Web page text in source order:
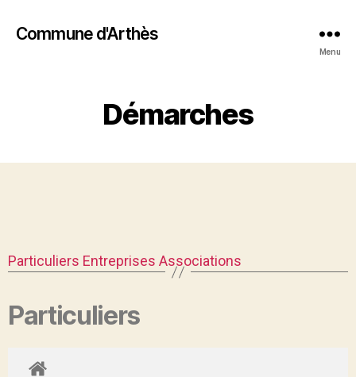
Commune d'Arthès
Menu
Démarches
Particuliers Entreprises Associations
Particuliers